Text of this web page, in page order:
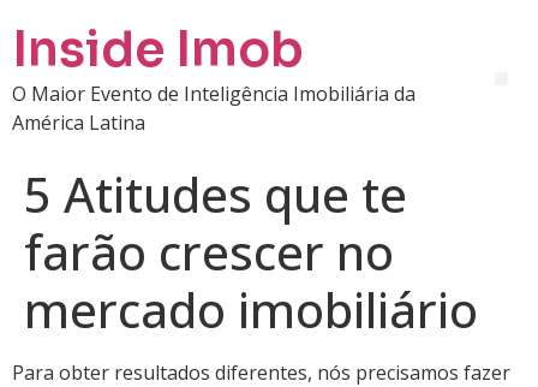
Inside Imob
O Maior Evento de Inteligência Imobiliária da
América Latina
5 Atitudes que te
farão crescer no
mercado imobiliário
Para obter resultados diferentes, nós precisamos fazer